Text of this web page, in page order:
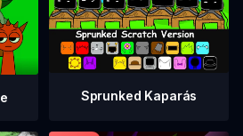
Sprunked Kaparás